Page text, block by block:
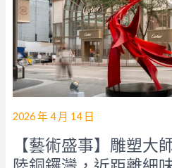
2026 年 4 月 14 日
【藝術盛事】雕塑大